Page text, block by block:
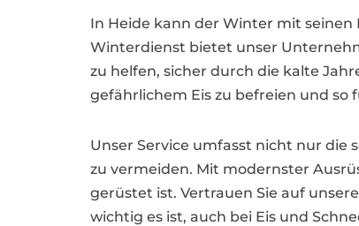
In Heide kann der Winter mit seinen
Winterdienst bietet unser
zu helfen, sicher durch die kalte
gefährlichem Eis zu befreien und so
Unser Service umfasst nicht nur die
zu vermeiden. Mit modernster
gerüstet ist. Vertrauen Sie auf
wichtig es ist, auch bei Eis und